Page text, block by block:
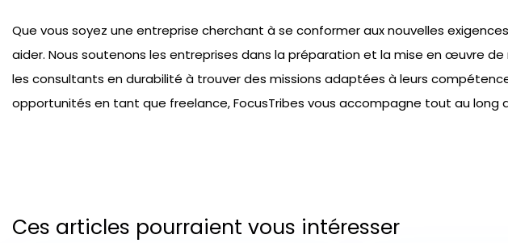
Que vous soyez une entreprise cherchant à se conformer aux nouvelles
aider. Nous soutenons les entreprises dans la préparation et la mise en œuvre
les consultants en durabilité à trouver des missions adaptées à leurs
opportunités en tant que freelance, FocusTribes vous accompagne tout au long
Ces articles pourraient vous intéresser